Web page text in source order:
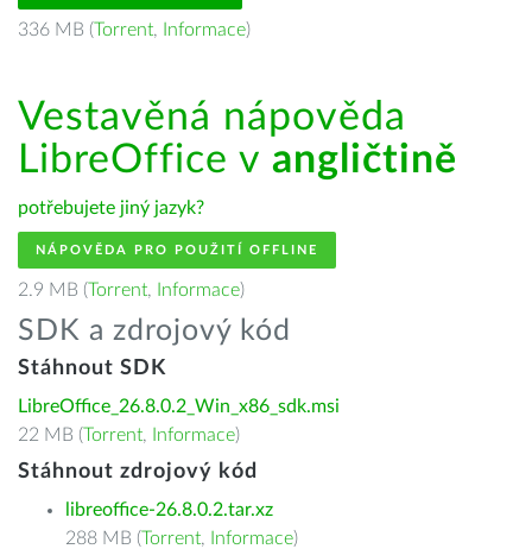
336 MB (Torrent, Informace)
Vestavěná nápověda
LibreOffice v angličtině
potřebujete jiný jazyk?
NÁPOVĚDA PRO POUŽITÍ OFFLINE
2.9 MB (Torrent, Informace)
SDK a zdrojový kód
Stáhnout SDK
LibreOffice_26.8.0.2_Win_x86_sdk.msi
22 MB (Torrent, Informace)
Stáhnout zdrojový kód
libreoffice-26.8.0.2.tar.xz
288 MB (Torrent, Informace)